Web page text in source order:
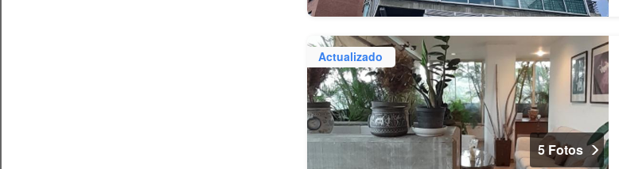
Actualizado
5 Fotos